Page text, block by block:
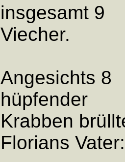
insgesamt 9
Viecher.
Angesichts 8
hüpfender
Krabben
Florians